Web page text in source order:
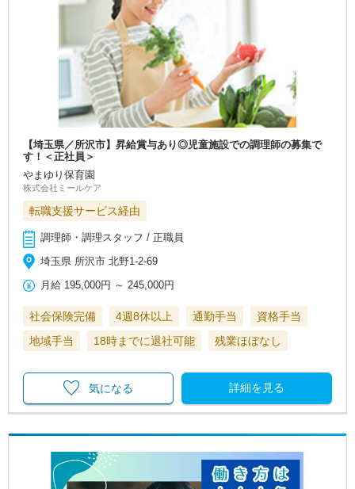
【埼玉県／所沢市】昇給賞与あり◎児童施設での調理師の募集で
す！＜正社員＞
やまゆり保育園
株式会社ミールケア
転職支援サービス経由
調理師・調理スタッフ / 正職員
埼玉県 所沢市 北野1-2-69
月給 195,000円 ～ 245,000円
社会保険完備 4週8休以上 通勤手当
資格手当
地域手当
18時までに退社可能 残業ほぼなし
詳細を見る
気になる